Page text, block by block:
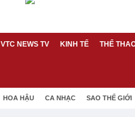
VTC NEWS TV KINH TẾ THỂ
HOA HẬU CA NHẠC SAO THẾ GIỚI